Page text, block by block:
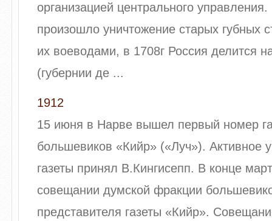
организацией центрального управления.
произошло уничтожение старых губных
их воеводами, в 1708г Россия делится
(губернии де ...
1912
15 июня в Нарве вышел первый номер
большевиков «Кийр» («Луч»). Активное
газеты принял В.Кингисепп. В конце
совещании думской фракции
представителя газеты «Кийр».